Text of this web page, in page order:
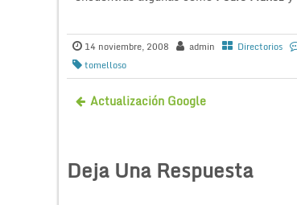
14 noviembre, 2008 admin Directorios
tomelloso
Actualización Google
Deja Una Respuesta